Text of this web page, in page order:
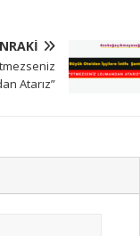
Atarız”